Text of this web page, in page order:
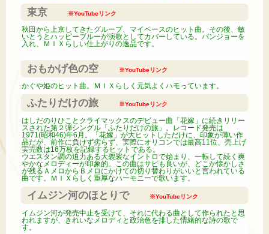
東京 ※YouTubeリンク
秋田から上京してきたグループ、マイペースのヒット曲。その後、敏
いとうとハッピーブルーが演歌としてカバーしている。バンジョーを
入れ、ＭＩＸらしい仕上がりの逸品です。
おもかげ色の空 ※YouTubeリンク
かぐや姫のヒット曲。ＭＩＸらしく元気よくハモっています。
ふたりだけの旅 ※YouTubeリンク
はしだのりひことクライマックスのデビュー曲「花嫁」に続きリリー
スされた第２弾シングル「ふたりだけの旅」。レコード発売は
1971(昭和46)年6月。「花嫁」が大ヒットしただけに、印象が薄い作
品だが、前作に負けず劣らず、実際にオリコンでは最高11位、売上げ
実売数は16万枚を記録するヒットである。
ウエスタン調の迫力ある大袈裟なイントロで始まり、一転して続く爽
やかなメロディーが印象的。この曲はサビも良いが、どこか懐かしさ
が残るＡメロからＢメロにかけての切り替わりがいいと言われている
曲です。ＭＩＸらしく重厚なハーモニーで歌います。
イムジン河のほとりで ※YouTubeリンク
イムジン河が発売中止を受けて、それに代わる曲として作られたと思
われますが、きれいなメロディと政治色を排した情緒的な詩の歌で
す。